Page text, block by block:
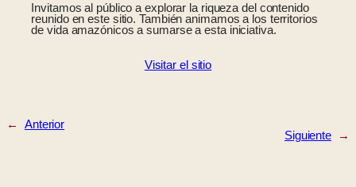
Invitamos al público a explorar la riqueza del contenido
reunido en este sitio. También animamos a los territorios
de vida amazónicos a sumarse a esta iniciativa.
Visitar el sitio
←
Anterior
Siguiente
→